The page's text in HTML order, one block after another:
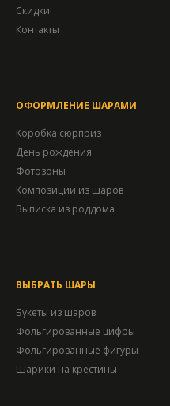
Скидки!
Контакты
ОФОРМЛЕНИЕ ШАРАМИ
Коробка сюрприз
День рождения
Фотозоны
Композиции из шаров
Выписка из роддома
ВЫБРАТЬ ШАРЫ
Букеты из шаров
Фольгированные цифры
Фольгированные фигуры
Шарики на крестины